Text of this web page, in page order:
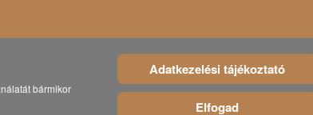
bármikor
Adatkezelési tájékoztató
Elfogad